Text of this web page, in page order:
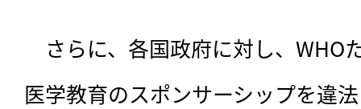
さらに、各国政府に対し、WHO
医学教育のスポンサーシップを違